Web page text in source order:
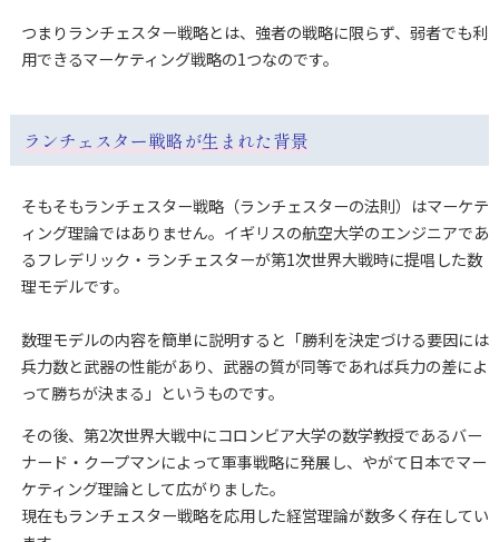
つまりランチェスター戦略とは、強者の戦略に限らず、弱者でも利
用できるマーケティング戦略の1つなのです。
ランチェスター戦略が生まれた背景
そもそもランチェスター戦略（ランチェスターの法則）はマーケテ
ィング理論ではありません。 イギリスの航空大学のエンジニアであ
るフレデリック・ランチェスターが第1次世界大戦時に提唱した数
理モデルです。
数理モデルの内容を簡単に説明すると「勝利を決定づける要因には
兵力数と武器の性能があり、武器の質が同等であれば兵力の差によ
って勝ちが決まる」というものです。
その後、第2次世界大戦中にコロンビア大学の数学教授であるバー
ナード・クープマンによって軍事戦略に発展し、やがて日本でマー
ケティング理論として広がりました。
現在もランチェスター戦略を応用した経営理論が数多く存在してい